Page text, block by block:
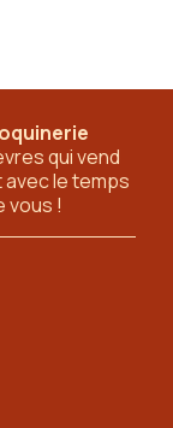
qui vend
avec le temps
vous !